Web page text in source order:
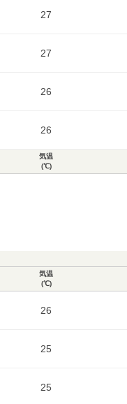
27
27
26
26
気温
(℃)
気温
(℃)
26
25
25